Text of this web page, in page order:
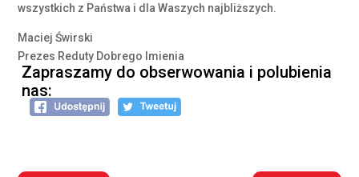
wszystkich z Państwa i dla Waszych najbliższych.
Maciej Świrski
Prezes Reduty Dobrego Imienia
Zapraszamy do obserwowania i polubienia
nas: